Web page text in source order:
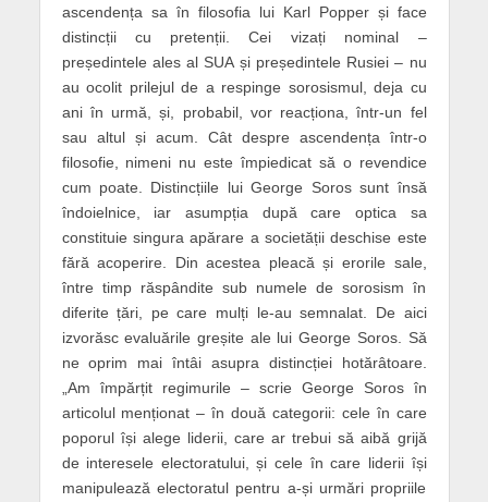
ascendența sa în filosofia lui Karl Popper și face
distincții cu pretenții. Cei vizați nominal –
președintele ales al SUA și președintele Rusiei – nu
au ocolit prilejul de a respinge sorosismul, deja cu
ani în urmă, și, probabil, vor reacționa, într-un fel
sau altul și acum. Cât despre ascendența într-o
filosofie, nimeni nu este împiedicat să o revendice
cum poate. Distincțiile lui George Soros sunt însă
îndoielnice, iar asumpția după care optica sa
constituie singura apărare a societății deschise este
fără acoperire. Din acestea pleacă și erorile sale,
între timp răspândite sub numele de sorosism în
diferite țări, pe care mulți le-au semnalat. De aici
izvorăsc evaluările greșite ale lui George Soros. Să
ne oprim mai întâi asupra distincției hotărâtoare.
„Am împărțit regimurile – scrie George Soros în
articolul menționat – în două categorii: cele în care
poporul își alege liderii, care ar trebui să aibă grijă
de interesele electoratului, și cele în care liderii își
manipulează electoratul pentru a-și urmări propriile